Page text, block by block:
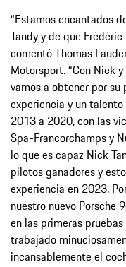
“Estamos encantados
Tandy y de que
comentó Thomas
Motorsport. “Con Nick
vamos a obtener por
experiencia y un
2013 a 2020, con las
Spa-Francorchamps y
lo que es capaz Nick
pilotos ganadores y
experiencia en 2023.
nuestro nuevo Porsche
en las primeras
trabajado
incansablemente el